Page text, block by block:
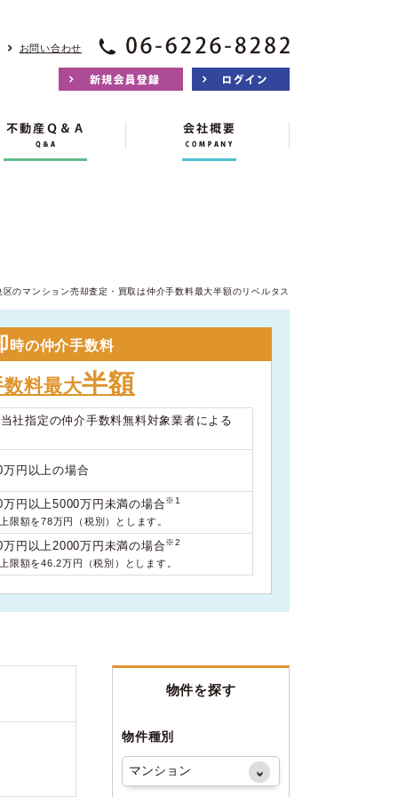
お問い合わせ
区のマンション売却査定・買取は仲介手数料最大半額のリベルタス
時の仲介手数料
数料最大半額
社指定の仲介手数料無料対象業者による
円以上の場合
円以上5000万円未満の場合※1
限額を78万円（税別）とします。
円以上2000万円未満の場合※2
限額を46.2万円（税別）とします。
物件を探す
物件種別